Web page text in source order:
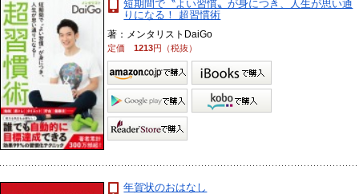
短期間で〝よい習慣〟が身につき、人生が思い通
りになる！ 超習慣術
著：メンタリストDaiGo
定価1213円（税抜）
年賀状のおはなし